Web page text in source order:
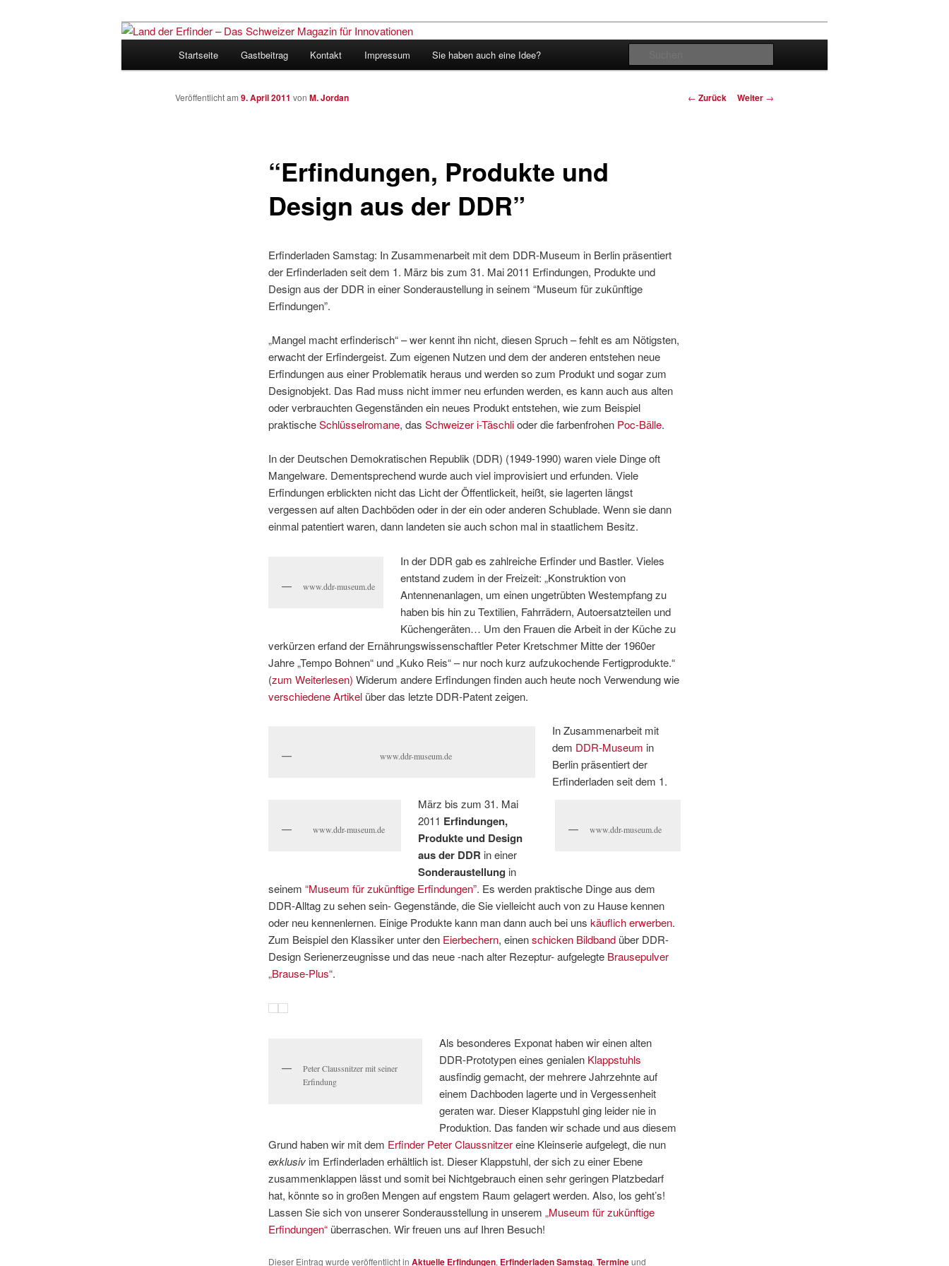
Land der Erfinder – Das Schweizer Magazin
für Innovationen
Startseite Gastbeitrag Kontakt Impressum Sie haben auch eine Idee?
Beitrags-
← Zurück Weiter →
“Erfindungen, Produkte und
Design aus der DDR”
Veröffentlicht am 9. April 2011 von M. Jordan
Erfinderladen Samstag: In Zusammenarbeit mit dem DDR-Museum in Berlin präsentiert
der Erfinderladen seit dem 1. März bis zum 31. Mai 2011 Erfindungen, Produkte und
Design aus der DDR in einer Sonderaustellung in seinem “Museum für zukünftige
Erfindungen”.
„Mangel macht erfinderisch“ – wer kennt ihn nicht, diesen Spruch – fehlt es am Nötigsten,
erwacht der Erfindergeist. Zum eigenen Nutzen und dem der anderen entstehen neue
Erfindungen aus einer Problematik heraus und werden so zum Produkt und sogar zum
Designobjekt. Das Rad muss nicht immer neu erfunden werden, es kann auch aus alten
oder verbrauchten Gegenständen ein neues Produkt entstehen, wie zum Beispiel
praktischeSchlüsselromane, das Schweizer i-Täschlioder die farbenfrohen Poc-Bälle.
In der Deutschen Demokratischen Republik (DDR) (1949-1990) waren viele Dinge oft
Mangelware. Dementsprechend wurde auch viel improvisiert und erfunden. Viele
Erfindungen erblickten nicht das Licht der Öffentlickeit, heißt, sie lagerten längst
vergessen auf alten Dachböden oder in der ein oder anderen Schublade. Wenn sie dann
einmal patentiert waren, dann landeten sie auch schon mal in staatlichem Besitz.
www.ddr-museum.de
In der DDR gab es zahlreiche Erfinder und Bastler. Vieles
entstand zudem in der Freizeit: „Konstruktion von
Antennenanlagen, um einen ungetrübten Westempfang zu
haben bis hin zu Textilien, Fahrrädern, Autoersatzteilen und
Küchengeräten… Um den Frauen die Arbeit in der Küche zu
verkürzen erfand der Ernährungswissenschaftler Peter Kretschmer Mitte der 1960er
Jahre „Tempo Bohnen“ und „Kuko Reis“ – nur noch kurz aufzukochende Fertigprodukte.“
(zum Weiterlesen) Widerum andere Erfindungen finden auch heute noch Verwendung wie
verschiedeneArtikelüber das letzte DDR-Patent zeigen.
www.ddr-museum.de
www.ddr-museum.de www.ddr-museum.de
In Zusammenarbeit mit
dem DDR-Museum in
Berlin präsentiert der
Erfinderladen seit dem 1.
März bis zum 31. Mai
2011 Erfindungen,
Produkte und Design
aus der DDR in einer
Sonderaustellung in
seinem “Museum für zukünftige Erfindungen”. Es werden praktische Dinge aus dem
DDR-Alltag zu sehen sein- Gegenstände, die Sie vielleicht auch von zu Hause kennen
oder neu kennenlernen. Einige Produkte kann man dann auch bei uns käuflich erwerben.
Zum Beispiel den Klassiker unter den Eierbechern, einenschicken Bildbandüber DDR-
Design Serienerzeugnisse und das neue -nach alter Rezeptur- aufgelegte Brausepulver
„Brause-Plus“.
Peter Claussnitzer mit seiner
Erfindung
Als besonderes Exponat haben wir einen alten
DDR-Prototypen eines genialen Klappstuhls
ausfindig gemacht, der mehrere Jahrzehnte auf
einem Dachboden lagerte und in Vergessenheit
geraten war. Dieser Klappstuhl ging leider nie in
Produktion. Das fanden wir schade und aus diesem
Grund haben wir mit dem Erfinder Peter Claussnitzereine Kleinserie aufgelegt, die nun
exklusivim Erfinderladen erhältlich ist. Dieser Klappstuhl, der sich zu einer Ebene
zusammenklappen lässt und somit bei Nichtgebrauch einen sehr geringen Platzbedarf
hat, könnte so in großen Mengen auf engstem Raum gelagert werden. Also, los geht’s!
Lassen Sie sich von unserer Sonderausstellung in unserem „Museum für zukünftige
Erfindungen“überraschen. Wir freuen uns auf Ihren Besuch!
Dieser Eintrag wurde veröffentlicht in Aktuelle Erfindungen, Erfinderladen Samstag, Termineund